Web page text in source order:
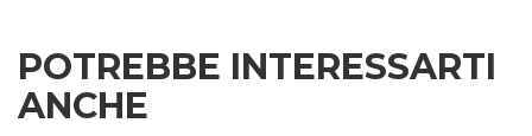
POTREBBE INTERESSARTI
ANCHE